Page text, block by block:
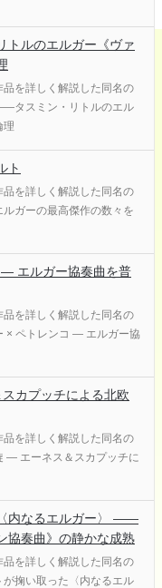
トルのエルガー《ヴァ
を詳しく解説した同名の
タスミン・リトルのエル
理
ト
を詳しく解説した同名の
ガーの最高傑作の数々を
エルガー協奏曲を普
を詳しく解説した同名の
× ペトレンコ ― エルガー協
カプッチによる北欧
を詳しく解説した同名の
― エーネス＆スカプッチに
内なるエルガー〉 ――
協奏曲》の静かな成熟
を詳しく解説した同名の
掬い取った〈内なるエル